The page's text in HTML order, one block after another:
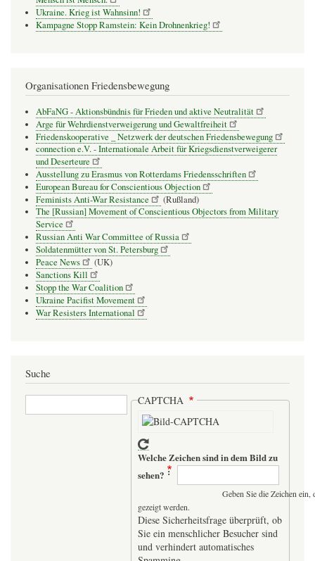
Ukraine. Krieg ist Wahnsinn!
Kampagne Stopp Ramstein: Kein Drohnenkrieg!
Organisationen Friedensbewegung
AbFaNG - Aktionsbündnis für Frieden und aktive Neutralität
Arge für Wehrdienstverweigerung und Gewaltfreiheit
Friedenskooperative _ Netzwerk der deutschen Friedensbewegung
connection e.V. - Inter­na­tio­nale Arbeit für Kriegs­dienst­ver­wei­gerer
und Deser­teure
Ausstellung zu Erasmus von Rotterdams Friedensschriften
European Bureau for Conscientious Objection
Feminists Anti-War Resistance
(Rußland)
The [Russian] Movement of Conscientious Objectors from Military
Service
Russian Anti War Committee of Russia
Soldatenmütter von St. Petersburg
Peace News
(UK)
Sanctions Kill
Stopp the War Coalition
Ukraine Pacifist Movement
War Resisters International
Suche
Suche CAPTCHA
Welche Zeichen sind in dem Bild zu
sehen?
Geben Sie die Zeichen
gezeigt werden.
Diese Sicherheitsfrage überprüft, ob
Sie ein menschlicher Besucher sind
und verhindert automatisches